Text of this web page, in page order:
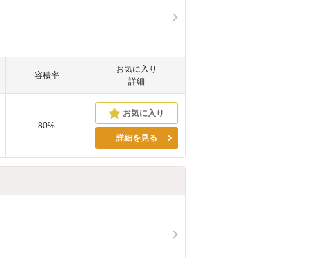
容積率
お気に入り
詳細
80%
詳細を見る